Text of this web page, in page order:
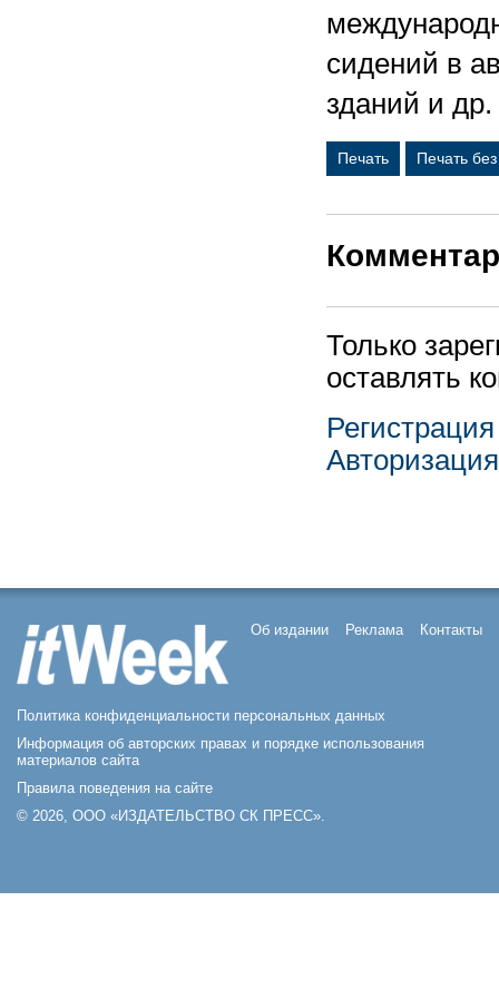
сидений в
зданий и др.
Печать Печать
Только
оставлять
Регистрация
Авторизация
Об издании Реклама Контакты
Политика конфиденциальности персональных данных
Информация об авторских правах и порядке использования
материалов сайта
Правила поведения на сайте
© 2026, ООО «ИЗДАТЕЛЬСТВО СК ПРЕСС».